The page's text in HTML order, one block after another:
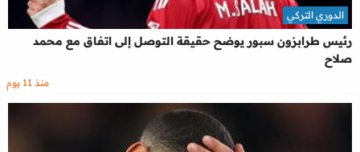
رئيس طرابزون سبور يوضح حقيقة التوصل إلى اتفاق مع محمد
صلاح
الدوري التركي
منذ 11 يوم